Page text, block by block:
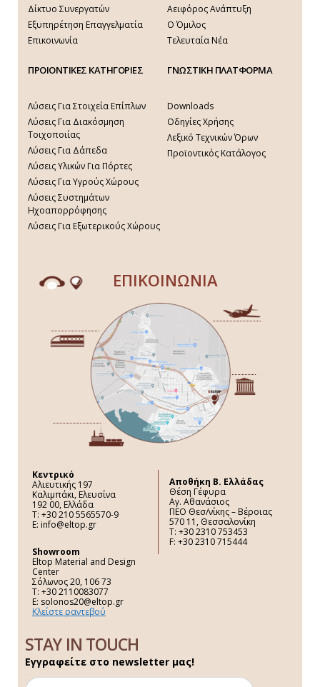
Δίκτυο Συνεργατών
Εξυπηρέτηση Επαγγελματία
Επικοινωνία
Αειφόρος Ανάπτυξη
Ο Όμιλος
Τελευταία Νέα
ΠΡΟΙΟΝΤΙΚΕΣ ΚΑΤΗΓΟΡΙΕΣ
Λύσεις Για Στοιχεία Επίπλων
Λύσεις Για Διακόσμηση
Τοιχοποιίας
Λύσεις Για Δάπεδα
Λύσεις Υλικών Για Πόρτες
Λύσεις Για Υγρούς Χώρους
Λύσεις Συστημάτων
Ηχοαπορρόφησης
Λύσεις Για Εξωτερικούς Χώρους
ΓΝΩΣΤΙΚΗ ΠΛΑΤΦΟΡΜΑ
Downloads
Οδηγίες Χρήσης
Λεξικό Τεχνικών Όρων
Προϊοντικός Κατάλογος
ΕΠΙΚΟΙΝΩΝΙΑ
Κεντρικό
Αλιευτικής 197
Καλιμπάκι, Ελευσίνα
192 00, Ελλάδα
Τ: +30 210 5565570-9
E: info@eltop.gr
Showroom
Eltop Material and Design
Center
Σόλωνος 20, 106 73
Τ: +30 2110083077
E: solonos20@eltop.gr
Κλείστε ραντεβού
Aποθήκη Β. Ελλάδας
Θέση Γέφυρα
Αγ. Αθανάσιος
ΠΕΟ Θεσ/νίκης – Βέροιας
570 11, Θεσσαλονίκη
Τ: +30 2310 753453
F: +30 2310 715444
STAY IN TOUCH
Εγγραφείτε στο newsletter μας!